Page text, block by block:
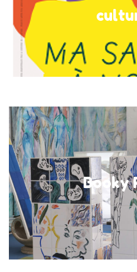
au salon, à Saint-
Booky
Installation
3 au
au salon, à Saint-
En